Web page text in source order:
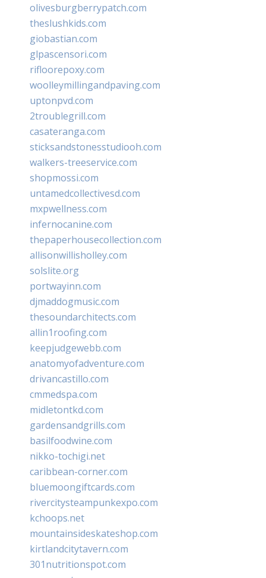
olivesburgberrypatch.com
theslushkids.com
giobastian.com
glpascensori.com
rifloorepoxy.com
woolleymillingandpaving.com
uptonpvd.com
2troublegrill.com
casateranga.com
sticksandstonesstudiooh.com
walkers-treeservice.com
shopmossi.com
untamedcollectivesd.com
mxpwellness.com
infernocanine.com
thepaperhousecollection.com
allisonwillisholley.com
solslite.org
portwayinn.com
djmaddogmusic.com
thesoundarchitects.com
allin1roofing.com
keepjudgewebb.com
anatomyofadventure.com
drivancastillo.com
cmmedspa.com
midletontkd.com
gardensandgrills.com
basilfoodwine.com
nikko-tochigi.net
caribbean-corner.com
bluemoongiftcards.com
rivercitysteampunkexpo.com
kchoops.net
mountainsideskateshop.com
kirtlandcitytavern.com
301nutritionspot.com